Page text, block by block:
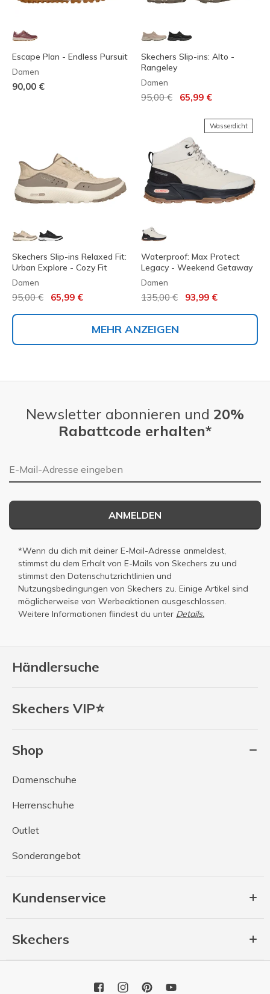
Escape Plan - Endless Pursuit
Damen
90,00 €
Skechers Slip-ins: Alto -
Rangeley
Damen
Reduziert von
95,00 € auf
65,99 €
Skechers Slip-ins Relaxed Fit:
Urban Explore - Cozy Fit
Damen
Reduziert von
95,00 € auf
65,99 €
Wasserdicht
Waterproof: Max Protect
Legacy - Weekend Getaway
Damen
Reduziert von
135,00 € auf
93,99 €
MEHR ANZEIGEN
Händlersuche
Skechers VIP⭐
Shop
Damenschuhe
Herrenschuhe
Outlet
Sonderangebot
Kundenservice
Skechers
Newsletter abonnieren und 20%
Rabattcode erhalten*
E-Mail-Adresse
ANMELDEN
*Wenn du dich mit deiner E-Mail-Adresse anmeldest,
stimmst du dem Erhalt von E-Mails von Skechers zu und
stimmst den Datenschutzrichtlinien und
Nutzungsbedingungen von Skechers zu. Einige Artikel sind
möglicherweise von Werbeaktionen ausgeschlossen.
Weitere Informationen fiindest du unter Details.